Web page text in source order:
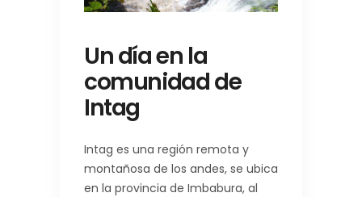
Un día en la
comunidad de
Intag
Intag es una región remota y
montañosa de los andes, se ubica
en la provincia de Imbabura, al